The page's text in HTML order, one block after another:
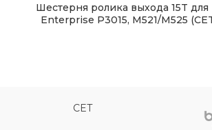
Шестерня ролика выхода 15T
Enterprise P3015, M521/M525
CET